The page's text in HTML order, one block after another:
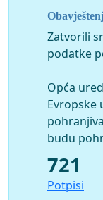
Zatvorili
podatke
Opća
Evropske
budu
721
Potpisi